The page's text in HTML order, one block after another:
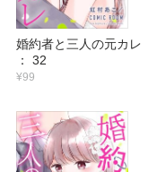
婚約者と三人の元カレ
： 32
¥99